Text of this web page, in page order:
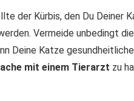
der Kürbis, den Du Deiner
Vermeide unbedingt
Deine Katze
mit einem Tierarzt zu